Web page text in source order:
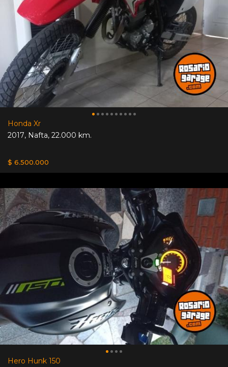
Honda Xr
2017, Nafta, 22.000 km.
$ 6.500.000
Hero Hunk 150